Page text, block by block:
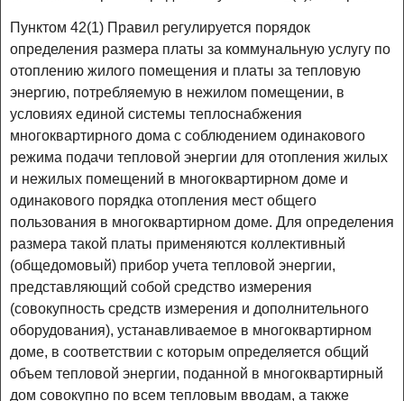
Пунктом 42(1) Правил регулируется порядок
определения размера платы за коммунальную услугу по
отоплению жилого помещения и платы за тепловую
энергию, потребляемую в нежилом помещении, в
условиях единой системы теплоснабжения
многоквартирного дома с соблюдением одинакового
режима подачи тепловой энергии для отопления жилых
и нежилых помещений в многоквартирном доме и
одинакового порядка отопления мест общего
пользования в многоквартирном доме. Для определения
размера такой платы применяются коллективный
(общедомовый) прибор учета тепловой энергии,
представляющий собой средство измерения
(совокупность средств измерения и дополнительного
оборудования), устанавливаемое в многоквартирном
доме, в соответствии с которым определяется общий
объем тепловой энергии, поданной в многоквартирный
дом совокупно по всем тепловым вводам, а также